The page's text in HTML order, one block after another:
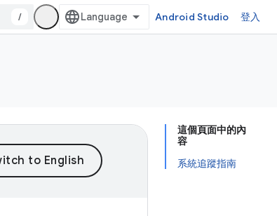
/ Android Studio 登入
這個頁面中的內
容
系統追蹤指南